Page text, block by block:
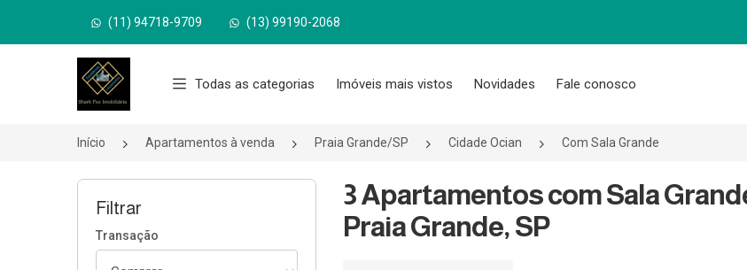
(11) 94718-9709 (13) 99190-2068
Página inicial
Todas as categorias Imóveis mais vistos Novidades Fale conosco
Início Apartamentos à venda Praia Grande/SP Cidade Ocian Com Sala Grande
Filtrar
Transação
3 Apartamentos com Sala
Praia Grande, SP